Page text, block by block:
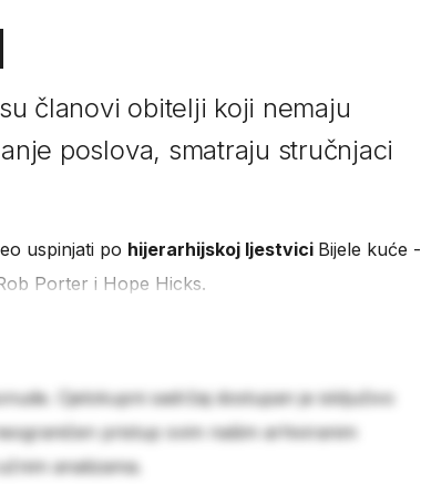
članovi obitelji koji nemaju
poslova, smatraju stručnjaci
uspinjati po hijerarhijskoj ljestvici Bijele kuće -
Porter i Hope Hicks.
Cjelokupni sadržaj dostupan je isključivo
pristup svim našim arhiviranim
analizama.